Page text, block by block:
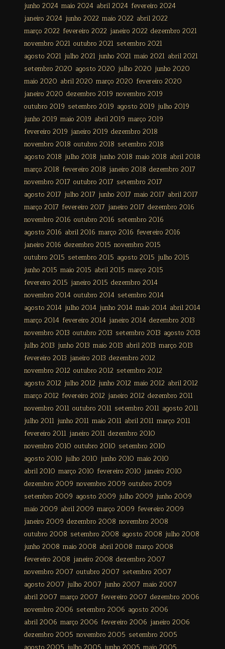
junho 2024 maio 2024 abril 2024 fevereiro 2024
janeiro 2024 junho 2022 maio 2022 abril 2022
março 2022 fevereiro 2022 janeiro 2022 dezembro 2021
novembro 2021 outubro 2021 setembro 2021
agosto 2021 julho 2021 junho 2021 maio 2021 abril 2021
setembro 2020 agosto 2020 julho 2020 junho 2020
maio 2020 abril 2020 março 2020 fevereiro 2020
janeiro 2020 dezembro 2019 novembro 2019
outubro 2019 setembro 2019 agosto 2019 julho 2019
junho 2019 maio 2019 abril 2019 março 2019
fevereiro 2019 janeiro 2019 dezembro 2018
novembro 2018 outubro 2018 setembro 2018
agosto 2018 julho 2018 junho 2018 maio 2018 abril 2018
março 2018 fevereiro 2018 janeiro 2018 dezembro 2017
novembro 2017 outubro 2017 setembro 2017
agosto 2017 julho 2017 junho 2017 maio 2017 abril 2017
março 2017 fevereiro 2017 janeiro 2017 dezembro 2016
novembro 2016 outubro 2016 setembro 2016
agosto 2016 abril 2016 março 2016 fevereiro 2016
janeiro 2016 dezembro 2015 novembro 2015
outubro 2015 setembro 2015 agosto 2015 julho 2015
junho 2015 maio 2015 abril 2015 março 2015
fevereiro 2015 janeiro 2015 dezembro 2014
novembro 2014 outubro 2014 setembro 2014
agosto 2014 julho 2014 junho 2014 maio 2014 abril 2014
março 2014 fevereiro 2014 janeiro 2014 dezembro 2013
novembro 2013 outubro 2013 setembro 2013 agosto 2013
julho 2013 junho 2013 maio 2013 abril 2013 março 2013
fevereiro 2013 janeiro 2013 dezembro 2012
novembro 2012 outubro 2012 setembro 2012
agosto 2012 julho 2012 junho 2012 maio 2012 abril 2012
março 2012 fevereiro 2012 janeiro 2012 dezembro 2011
novembro 2011 outubro 2011 setembro 2011 agosto 2011
julho 2011 junho 2011 maio 2011 abril 2011 março 2011
fevereiro 2011 janeiro 2011 dezembro 2010
novembro 2010 outubro 2010 setembro 2010
agosto 2010 julho 2010 junho 2010 maio 2010
abril 2010 março 2010 fevereiro 2010 janeiro 2010
dezembro 2009 novembro 2009 outubro 2009
setembro 2009 agosto 2009 julho 2009 junho 2009
maio 2009 abril 2009 março 2009 fevereiro 2009
janeiro 2009 dezembro 2008 novembro 2008
outubro 2008 setembro 2008 agosto 2008 julho 2008
junho 2008 maio 2008 abril 2008 março 2008
fevereiro 2008 janeiro 2008 dezembro 2007
novembro 2007 outubro 2007 setembro 2007
agosto 2007 julho 2007 junho 2007 maio 2007
abril 2007 março 2007 fevereiro 2007 dezembro 2006
novembro 2006 setembro 2006 agosto 2006
abril 2006 março 2006 fevereiro 2006 janeiro 2006
dezembro 2005 novembro 2005 setembro 2005